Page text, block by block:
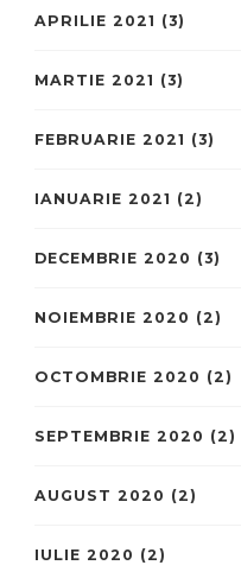
APRILIE 2021 (3)
MARTIE 2021 (3)
FEBRUARIE 2021 (3)
IANUARIE 2021 (2)
DECEMBRIE 2020 (3)
NOIEMBRIE 2020 (2)
OCTOMBRIE 2020 (2)
SEPTEMBRIE 2020 (2)
AUGUST 2020 (2)
IULIE 2020 (2)